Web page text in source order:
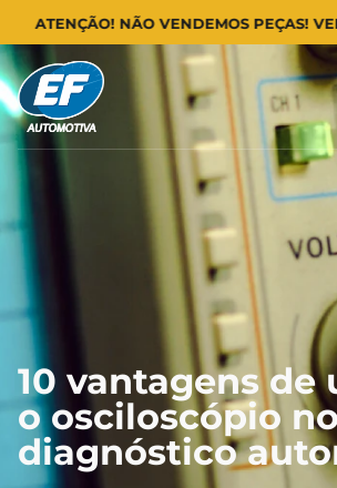
NÃO VENDEMOS PEÇAS!
10 vantagens de
o osciloscópio no
diagnóstico